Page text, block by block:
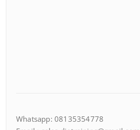
Whatsapp: 08135354778